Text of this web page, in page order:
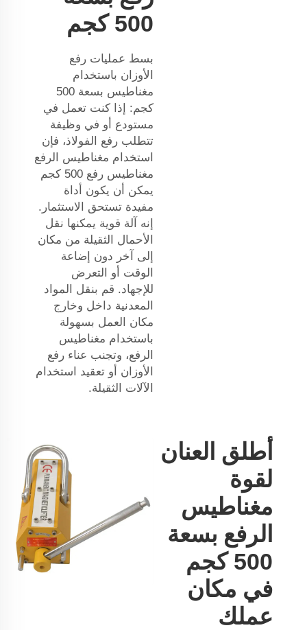
500 كجم
بسط عمليات رفع
الأوزان باستخدام
مغناطيس بسعة 500
كجم: إذا كنت تعمل في
مستودع أو في وظيفة
تتطلب رفع الفولاذ، فإن
استخدام مغناطيس الرفع
مغناطيس رفع 500 كجم
يمكن أن يكون أداة
مفيدة تستحق الاستثمار.
إنه آلة قوية يمكنها نقل
الأحمال الثقيلة من مكان
إلى آخر دون إضاعة
الوقت أو التعرض
للإجهاد. قم بنقل المواد
المعدنية داخل وخارج
مكان العمل بسهولة
باستخدام مغناطيس
الرفع، وتجنب عناء رفع
الأوزان أو تعقيد استخدام
الآلات الثقيلة.
أطلق العنان
لقوة
مغناطيس
الرفع بسعة
500 كجم
في مكان
عملك